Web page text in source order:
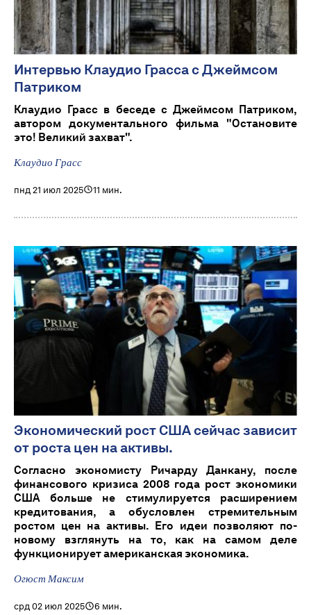
Интервью Клаудио Грасса с Джеймсом
Патриком
Клаудио Грасс в беседе с Джеймсом Патриком,
автором документального фильма "Остановите
это! Великий захват".
Клаудио Грасс
пнд 21 июл 2025 11 мин.
Экономический рост США сейчас зависит
от роста цен на активы.
Согласно экономисту Ричарду Данкану, после
финансового кризиса 2008 года рост экономики
США больше не стимулируется расширением
кредитования, а обусловлен стремительным
ростом цен на активы. Его идеи позволяют по-
новому взглянуть на то, как на самом деле
функционирует американская экономика.
Огюст Максим
срд 02 июл 2025 6 мин.